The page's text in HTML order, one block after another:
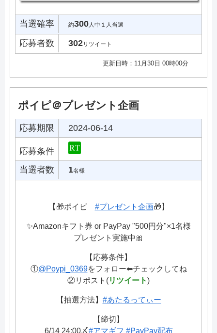
当選確率 約300人中１人当選
応募者数 302リツイート
更新日時：11月30日 00時00分
ポイピ＠プレゼント企画
応募期限 2024-06-14
応募条件
当選者数
1名様
【🎁ポイピ #プレゼント企画🎁】
✨Amazonキフト券 or PayPay "500円分"×1名様
プレゼント実施中🎀
【応募条件】
①@Poypi_0369をフォロー⬅チェックしてね
②リポスト(リツイート )
【抽選方法】 #あたるってぃー
【締切】
6/14 24:00〆#アマギフ #PayPay配布